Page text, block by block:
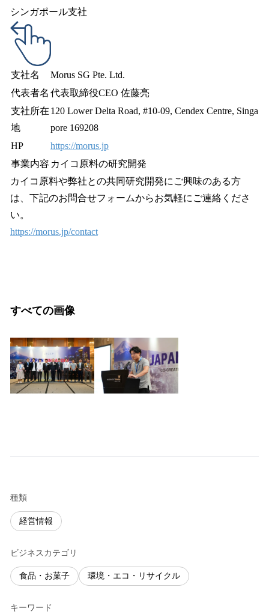
シンガポール支社
支社名
Morus SG Pte. Ltd.
代表者名 代表取締役CEO 佐藤亮
支社所在
地
120 Lower Delta Road, #10-09, Cendex Centre, Singa
pore 169208
HP
https://morus.jp
事業内容 カイコ原料の研究開発
カイコ原料や弊社との共同研究開発にご興味のある方
は、下記のお問合せフォームからお気軽にご連絡くださ
い。
https://morus.jp/contact
すべての画像
種類
経営情報
ビジネスカテゴリ
食品・お菓子 環境・エコ・リサイクル
キーワード